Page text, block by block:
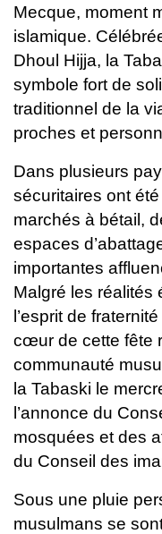
Mecque, moment
islamique.
Dhoul Hijja, la
symbole fort de
traditionnel de la
proches et
Dans plusieurs
sécuritaires ont été
marchés à bétail,
espaces
importantes
Malgré les réalités
l’esprit de
cœur de cette fête
communauté
la Tabaski le
l’annonce du
mosquées et des
du Conseil des
Sous une pluie
musulmans se